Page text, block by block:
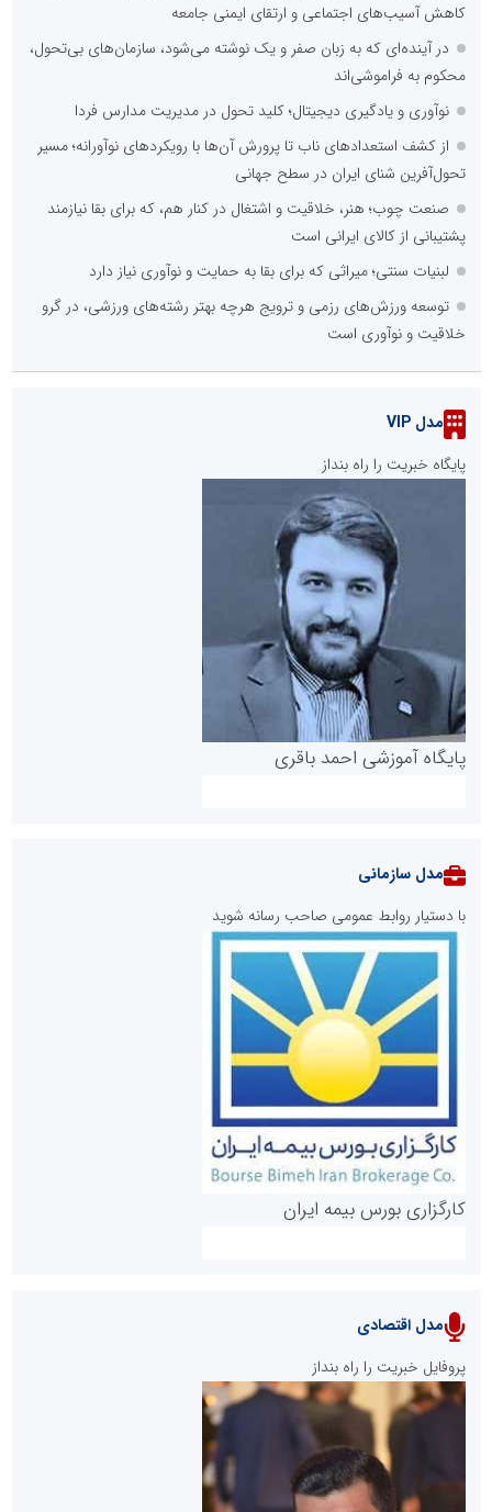
کاهش آسیب‌های اجتماعی و ارتقای ایمنی جامعه
در آینده‌ای که به زبان صفر و یک نوشته می‌شود، سازمان‌های بی‌تحول،
محکوم به فراموشی‌اند
نوآوری و یادگیری دیجیتال؛ کلید تحول در مدیریت مدارس فردا
از کشف استعدادهای ناب تا پرورش آن‌ها با رویکردهای نوآورانه؛ مسیر
تحول‌آفرین شنای ایران در سطح جهانی
صنعت چوب؛ هنر، خلاقیت و اشتغال در کنار هم، که برای بقا نیازمند
پشتیبانی از کالای ایرانی است
لبنیات سنتی؛ میراثی که برای بقا به حمایت و نوآوری نیاز دارد
توسعه ورزش‌های رزمی و ترویج هرچه بهتر رشته‌های ورزشی، در گرو
خلاقیت و نوآوری است
مدل VIP
پایگاه خبریت را راه بنداز
پایگاه آموزشی احمد باقری
روابط عمومی خبرگزاری گزارش خبر
پایگاه خبری نهضت ملی مسکن
مدل سازمانی
با دستیار روابط عمومی صاحب رسانه شوید
کارگزاری بورس بیمه ایران
مدل اقتصادی
پروفایل خبریت را راه بنداز